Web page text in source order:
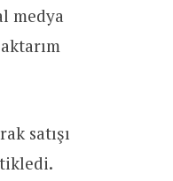
medya
satışı